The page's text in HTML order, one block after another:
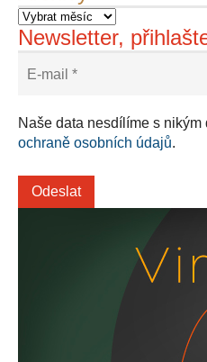
Newsletter,
Naše data nesdílíme s
ochraně osobních údajů.